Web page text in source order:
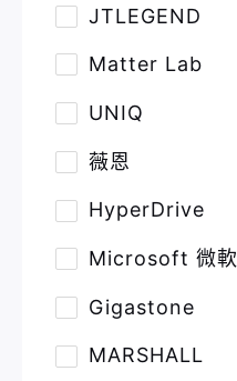
JTLEGEND
Matter Lab
UNIQ
薇恩
HyperDrive
Microsoft 微軟
Gigastone
MARSHALL